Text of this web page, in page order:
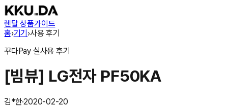
렌탈 상품가이드
홈›기기›사용 후기
꾸다Pay 실사용 후기
[빔뷰] LG전자 PF50KA
김*한·2020-02-20